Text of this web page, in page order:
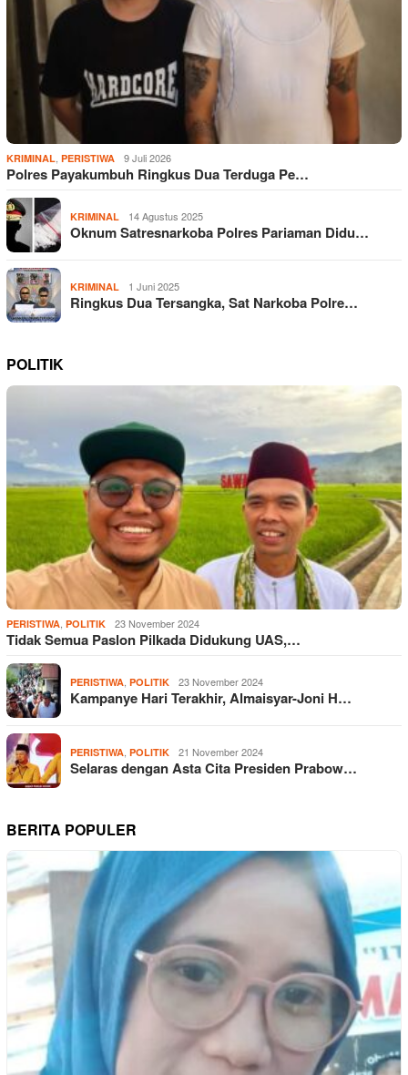
KRIMINAL, PERISTIWA 9 Juli 2026
Polres Payakumbuh Ringkus Dua Terduga Pe…
KRIMINAL 14 Agustus 2025
Oknum Satresnarkoba Polres Pariaman Didu…
KRIMINAL 1 Juni 2025
Ringkus Dua Tersangka, Sat Narkoba Polre…
POLITIK
PERISTIWA POLITIK 23 November 2024
Tidak Semua Paslon Pilkada Didukung UAS,…
PERISTIWA POLITIK 23 November 2024
Kampanye Hari Terakhir, Almaisyar-Joni H…
PERISTIWA POLITIK 21 November 2024
Selaras dengan Asta Cita Presiden Prabow…
BERITA POPULER